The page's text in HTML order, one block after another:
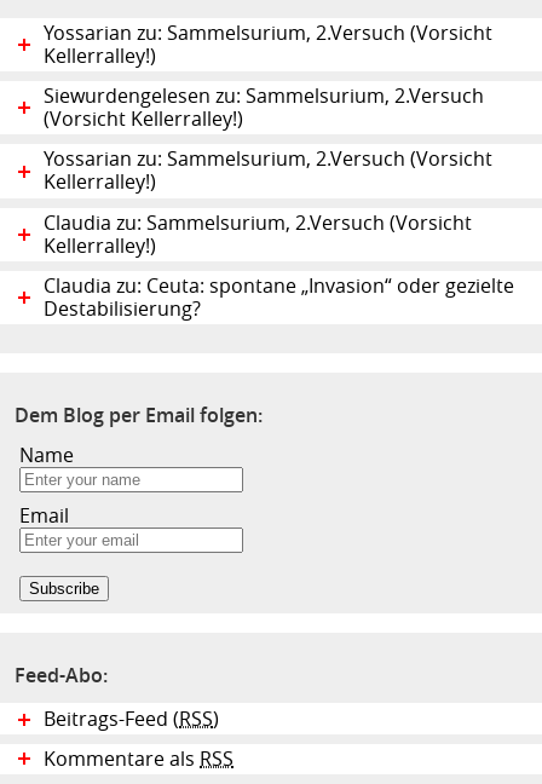
Yossarian zu: Sammelsurium, 2.Versuch (Vorsicht
Kellerralley!)
Siewurdengelesen zu: Sammelsurium, 2.Versuch
(Vorsicht Kellerralley!)
Yossarian zu: Sammelsurium, 2.Versuch (Vorsicht
Kellerralley!)
Claudia zu: Sammelsurium, 2.Versuch (Vorsicht
Kellerralley!)
Claudia zu: Ceuta: spontane „Invasion“ oder gezielte
Destabilisierung?
Dem Blog per Email folgen:
Name
Email
Feed-Abo:
Beitrags-Feed (RSS)
Kommentare als RSS